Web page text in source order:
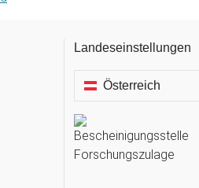
Landeseinstellungen
Österreich